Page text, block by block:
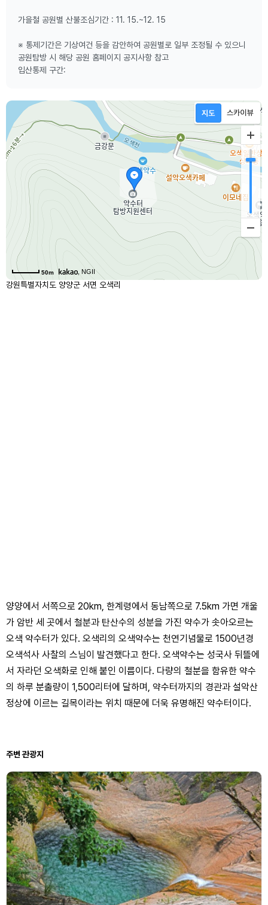
가을철 공원별 산불조심기간 : 11. 15.~12. 15
※ 통제기간은 기상여건 등을 감안하여 공원별로 일부 조정될 수 있으니
공원탐방 시 해당 공원 홈페이지 공지사항 참고
입산통제 구간:
50m , NGII
강원특별자치도 양양군 서면 오색리
양양에서 서쪽으로 20km, 한계령에서 동남쪽으로 7.5km 가면 개울
가 암반 세 곳에서 철분과 탄산수의 성분을 가진 약수가 솟아오르는
오색 약수터가 있다. 오색리의 오색약수는 천연기념물로 1500년경
오색석사 사찰의 스님이 발견했다고 한다. 오색약수는 성국사 뒤뜰에
서 자라던 오색화로 인해 붙인 이름이다. 다량의 철분을 함유한 약수
의 하루 분출량이 1,500리터에 달하며, 약수터까지의 경관과 설악산
정상에 이르는 길목이라는 위치 때문에 더욱 유명해진 약수터이다.
주변 관광지